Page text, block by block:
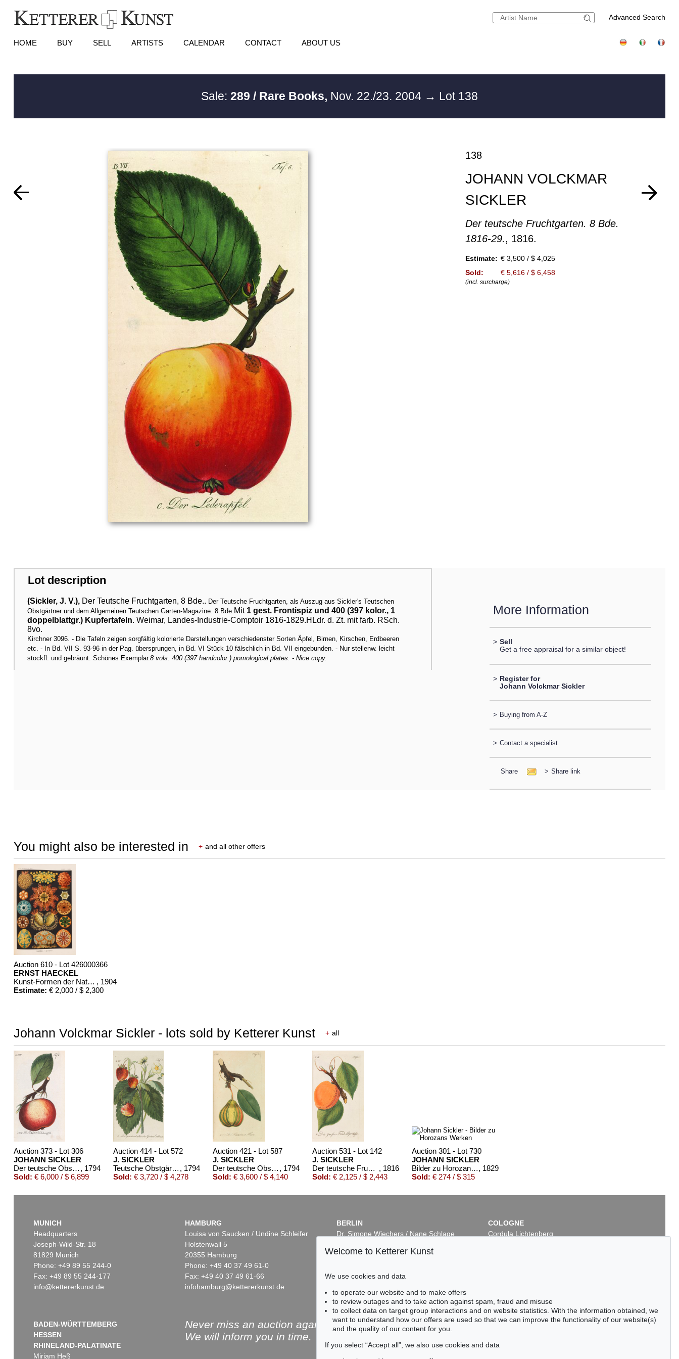
Advanced Search
HOME BUY SELL ARTISTS CALENDAR CONTACT ABOUT US
Sale: 289 / Rare Books, Nov. 22./23. 2004 → Lot 138
138
JOHANN VOLCKMAR
SICKLER
Der teutsche Fruchtgarten. 8 Bde.
1816-29., 1816.
Estimate: € 3,500 / $ 4,025
Sold:
€ 5,616 / $ 6,458
(incl. surcharge)
Lot description
(Sickler, J. V.),Der Teutsche Fruchtgarten, 8 Bde.. Der Teutsche Fruchtgarten, als Auszug aus Sickler's Teutschen
Obstgärtner und dem Allgemeinen Teutschen Garten-Magazine. 8 Bde. Mit 1 gest. Frontispiz und 400 (397 kolor., 1
doppelblattgr.) Kupfertafeln. Weimar, Landes-Industrie-Comptoir 1816-1829.HLdr. d. Zt. mit farb. RSch.
8vo.
Kirchner 3096. - Die Tafeln zeigen sorgfältig kolorierte Darstellungen verschiedenster Sorten Äpfel, Birnen, Kirschen, Erdbeeren
etc. - In Bd. VII S. 93-96 in der Pag. übersprungen, in Bd. VI Stück 10 fälschlich in Bd. VII eingebunden. - Nur stellenw. leicht
stockfl. und gebräunt. Schönes Exemplar.8 vols. 400 (397 handcolor.) pomological plates. - Nice copy.
More Information
> Sell
Get a free appraisal for a similar object!
> Register for
Johann Volckmar Sickler
> Buying from A-Z
> Contact a specialist
Share > Share link
You might also be interested in + and all other offers
Auction 610 - Lot 426000366
ERNST HAECKEL
Kunst-Formen der Natur. 10 Hefte und Supplement in 1 Band , 1904
Estimate: € 2,000 / $ 2,300
Johann Volckmar Sickler - lots sold by Ketterer Kunst + all
Auction 373 - Lot 306
JOHANN SICKLER
Der teutsche Obstgärtner 20 Bde. 1794 , 1794
Sold: € 6,000 / $ 6,899
Auction 414 - Lot 572
J. SICKLER
Teutsche Obstgärtner. 1794- 1802. 7 Bde. , 1794
Sold: € 3,720 / $ 4,278
Auction 421 - Lot 587
J. SICKLER
Der teutsche Obstgärtner. 20 Bde. 1794 f. , 1794
Sold: € 3,600 / $ 4,140
Auction 531 - Lot 142
J. SICKLER
Der teutsche Fruchtgarten. 6 Bde. - Dabei: Calwer, Obst- u. Beerenfrüchte , 1816
Sold: € 2,125 / $ 2,443
Auction 301 - Lot 730
JOHANN SICKLER
Bilder zu Horozans Werken, 1829
Sold: € 274 / $ 315
MUNICH
Headquarters
Joseph-Wild-Str. 18
81829 Munich
Phone: +49 89 55 244-0
Fax: +49 89 55 244-177
info@kettererkunst.de
HAMBURG
Louisa von Saucken / Undine Schleifer
Holstenwall 5
20355 Hamburg
Phone: +49 40 37 49 61-0
Fax: +49 40 37 49 61-66
infohamburg@kettererkunst.de
BERLIN
Dr. Simone Wiechers / Nane Schlage
10719 Berlin
Fax: +49 30 88 67 56-43
COLOGNE
Cordula Lichtenberg
BADEN-WÜRTTEMBERG
HESSEN
RHINELAND-PALATINATE
Miriam Heß
Never miss an auction again!
We will inform you in time.
Welcome to Ketterer Kunst
We use cookies and data
to operate our website and to make offers
to review outages and to take action against spam, fraud and misuse
to collect data on target group interactions and on website statistics. With the information obtained, we
want to understand how our offers are used so that we can improve the functionality of our website(s)
and the quality of our content for you.
If you select “Accept all”, we also use cookies and data